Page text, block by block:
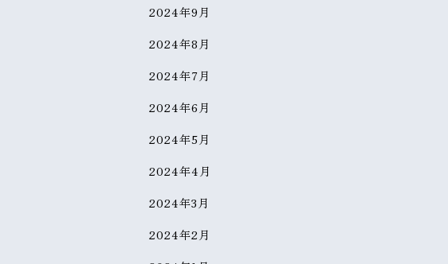
2024年9月
2024年8月
2024年7月
2024年6月
2024年5月
2024年4月
2024年3月
2024年2月